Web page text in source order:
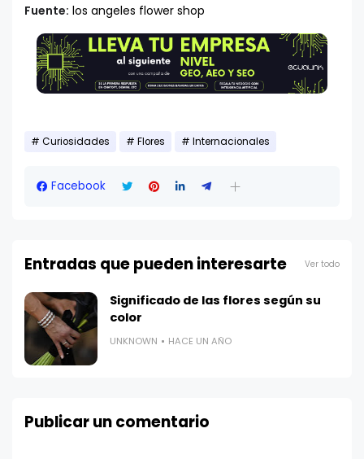
Fuente: los angeles flower shop
Curiosidades Flores Internacionales
Facebook
Entradas que pueden interesarte Ver todo
Significado de las flores según su
color
UNKNOWN HACE UN AÑO
Publicar un comentario